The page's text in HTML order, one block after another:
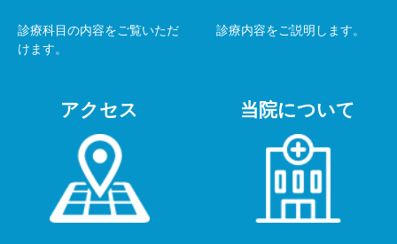
診療科目の内容をご覧いただ
けます。
診療内容をご説明します。
アクセス 当院について